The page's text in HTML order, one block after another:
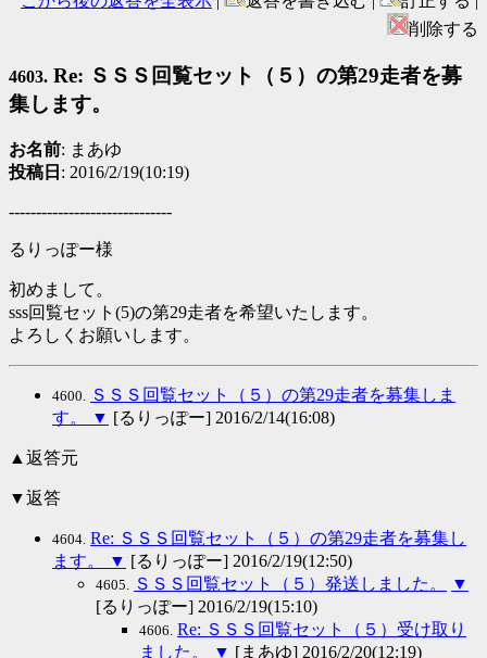
削除する
4603. Re: ＳＳＳ回覧セット（５）の第29走者を募
集します。
お名前: まあゆ
投稿日 : 2016/2/19(10:19)
------------------------------
るりっぽー様
初めまして。
sss回覧セット(5)の第29走者を希望いたします。
よろしくお願いします。
4600. ＳＳＳ回覧セット（５）の第29走者を募集しま
す。
▼ [るりっぽー] 2016/2/14(16:08)
▲返答元
▼返答
4604. Re: ＳＳＳ回覧セット（５）の第29走者を募集し
ます。
▼ [るりっぽー] 2016/2/19(12:50)
4605. ＳＳＳ回覧セット（５）発送しました。
▼
[るりっぽー] 2016/2/19(15:10)
4606. Re: ＳＳＳ回覧セット（５）受け取り
ました。
▼ [まあゆ] 2016/2/20(12:19)